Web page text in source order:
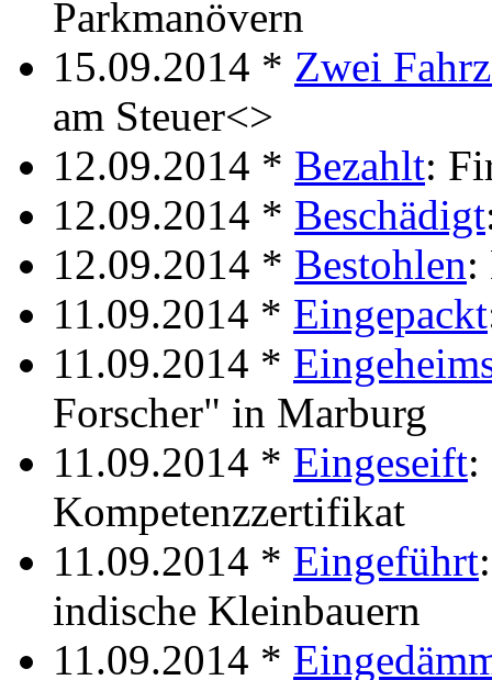
Parkmanövern
15.09.2014 * Zwei
am Steuer<>
12.09.2014 * Bezahlt:
12.09.2014 * Beschädigt
12.09.2014 * Bestohlen:
11.09.2014 * Eingepackt
11.09.2014 *
Forscher" in Marburg
11.09.2014 * Eingeseift:
Kompetenzzertifikat
11.09.2014 * Eingeführt
indische Kleinbauern
11.09.2014 *